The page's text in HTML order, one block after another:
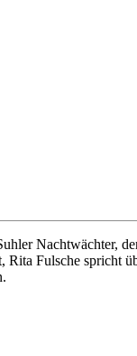
Nachtwächter,
Rita Fulsche